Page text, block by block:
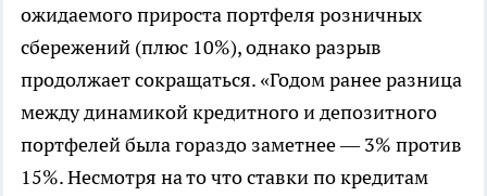
ожидаемого прироста портфеля розничных
сбережений (плюс 10%), однако разрыв
продолжает сокращаться. «Годом ранее разница
между динамикой кредитного и депозитного
портфелей была гораздо заметнее — 3% против
15%. Несмотря на то что ставки по кредитам